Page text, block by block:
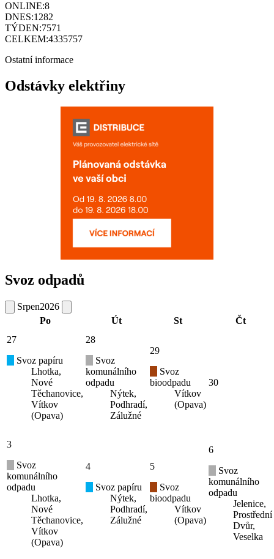
ONLINE:8
DNES:1282
TÝDEN:7571
CELKEM:4335757
Ostatní informace
Odstávky elektřiny
Svoz odpadů
Srpen2026
Po
Út St
Čt
27
Svoz papíru
Lhotka,
Nové
Těchanovice,
Vítkov
(Opava)
28
Svoz
komunálního
odpadu
Nýtek,
Podhradí,
Zálužné
29
Svoz
bioodpadu
Vítkov
(Opava)
30
3
Svoz
komunálního
odpadu
Lhotka,
Nové
Těchanovice,
Vítkov
(Opava)
4
Svoz papíru
Nýtek,
Podhradí,
Zálužné
5
Svoz
bioodpadu
Vítkov
(Opava)
6
Svoz
komunálního
odpadu
Jelenice,
Prostřední
Dvůr,
Veselka